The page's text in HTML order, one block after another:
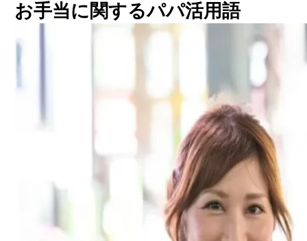
お手当に関するパパ活用語